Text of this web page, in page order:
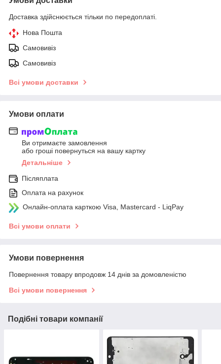
Доставка здійснюється тільки по передоплаті.
Нова Пошта
Самовивіз
Самовивіз
Всі умови доставки
Умови оплати
Ви отримаєте замовлення
або гроші повернуться на вашу картку
Детальніше
Післяплата
Оплата на рахунок
Онлайн-оплата карткою Visa, Mastercard - LiqPay
Всі умови оплати
Умови повернення
Повернення товару впродовж 14 днів за домовленістю
Всі умови повернення
Подібні товари компанії